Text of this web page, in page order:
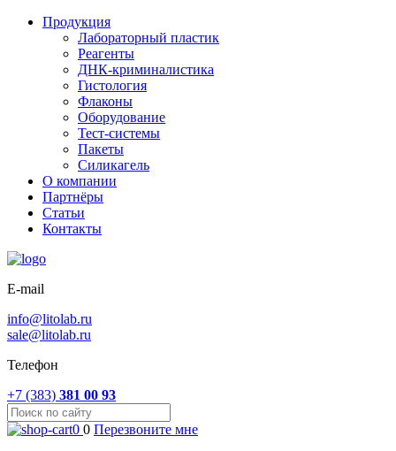
Продукция
Лабораторный пластик
Реагенты
ДНК-криминалистика
Гистология
Флаконы
Оборудование
Тест-системы
Пакеты
Силикагель
О компании
Партнёры
Статьи
Контакты
E-mail
info@litolab.ru
sale@litolab.ru
Телефон
+7 (383) 381 00 93
0 0 Перезвоните мне